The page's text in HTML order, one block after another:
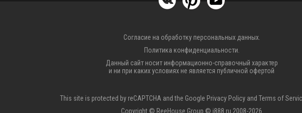
Согласие на обработку персональных данных.
Политика конфиденциальности.
Данный сайт носит информационно-справочный характер
и ни при каких условиях не является публичной офертой
This site is protected by reCAPTCHA and the Google Privacy Policy andTerms of
Copyright © ReeHouse Group © i888.ru 2008-2026